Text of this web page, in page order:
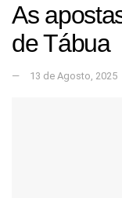
As
de Tábua
13 de Agosto, 2025